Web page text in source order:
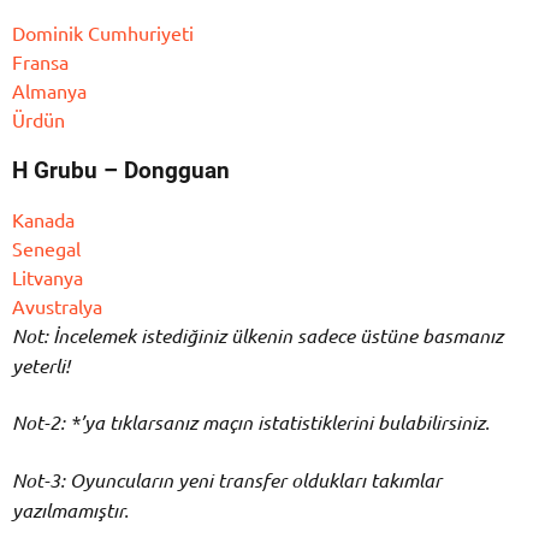
Dominik Cumhuriyeti
Fransa
Almanya
Ürdün
H Grubu – Dongguan
Kanada
Senegal
Litvanya
Avustralya
Not: İncelemek istediğiniz ülkenin sadece üstüne basmanız
yeterli!
Not-2: *’ya tıklarsanız maçın istatistiklerini bulabilirsiniz.
Not-3: Oyuncuların yeni transfer oldukları takımlar
yazılmamıştır.